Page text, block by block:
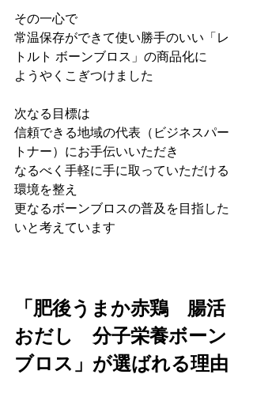
その一心で
常温保存ができて使い勝手のいい「レ
トルト ボーンブロス」の商品化に
ようやくこぎつけました
次なる目標は
信頼できる地域の代表（ビジネスパー
トナー）にお手伝いいただき
なるべく手軽に手に取っていただける
環境を整え
更なるボーンブロスの普及を目指した
いと考えています
「肥後うまか赤鶏　腸活
おだし　分子栄養ボーン
ブロス」が選ばれる理由